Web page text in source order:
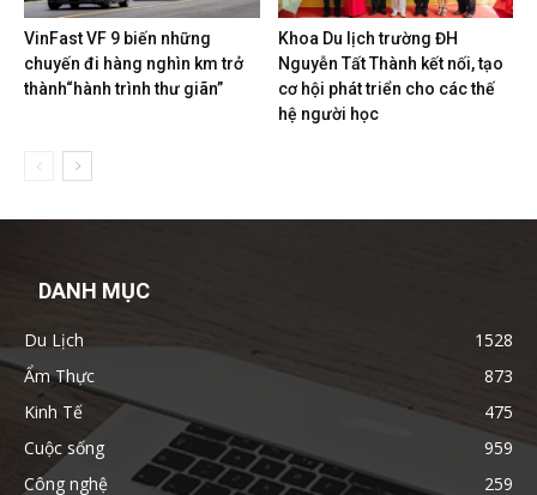
VinFast VF 9 biến những
chuyến đi hàng nghìn km trở
thành“hành trình thư giãn”
Khoa Du lịch trường ĐH
Nguyễn Tất Thành kết nối, tạo
cơ hội phát triển cho các thế
hệ người học
DANH MỤC
Du Lịch
1528
Ẩm Thực
873
Kinh Tế
475
Cuộc sống
959
Công nghệ
259